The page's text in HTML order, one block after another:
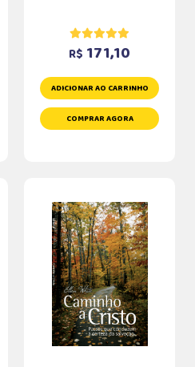
R$ 171,10
ADICIONAR AO CARRINHO
COMPRAR AGORA